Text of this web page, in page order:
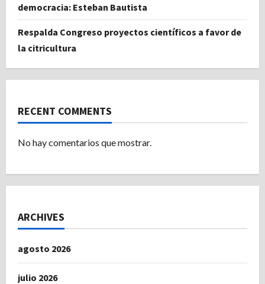
democracia: Esteban Bautista
Respalda Congreso proyectos científicos a favor de
la citricultura
RECENT COMMENTS
No hay comentarios que mostrar.
ARCHIVES
agosto 2026
julio 2026